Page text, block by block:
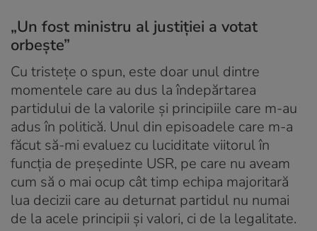
„Un fost ministru al justiției a votat
orbește”
Cu tristețe o spun, este doar unul dintre
momentele care au dus la îndepărtarea
partidului de la valorile și principiile care m-au
adus în politică. Unul din episoadele care m-a
făcut să-mi evaluez cu luciditate viitorul în
funcția de președinte USR, pe care nu aveam
cum să o mai ocup cât timp echipa majoritară
lua decizii care au deturnat partidul nu numai
de la acele principii și valori, ci de la legalitate.